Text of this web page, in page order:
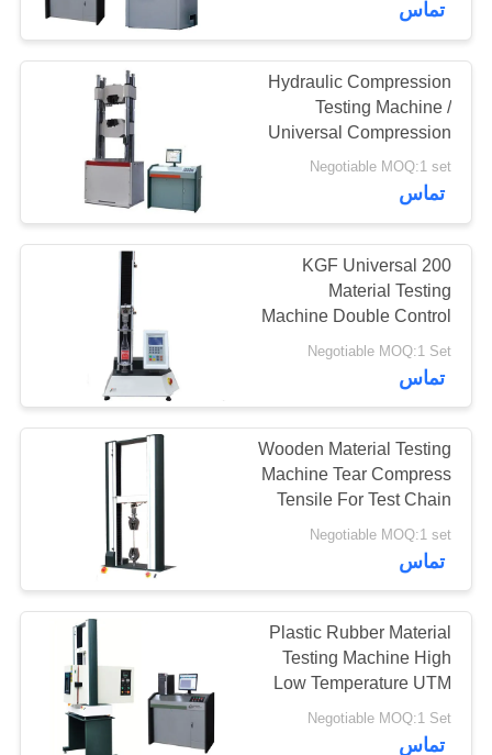
تماس
Hydraulic Compression
Testing Machine /
Universal Compression
Tester Servo Loop
Control
Negotiable MOQ:1 set
تماس
200 KGF Universal
Material Testing
Machine Double Control
Resistant Press Test
Machine
Negotiable MOQ:1 Set
تماس
Wooden Material Testing
Machine Tear Compress
Tensile For Test Chain
Wheel Spring
Negotiable MOQ:1 set
تماس
Plastic Rubber Material
Testing Machine High
Low Temperature UTM
With Oven
Negotiable MOQ:1 Set
تماس